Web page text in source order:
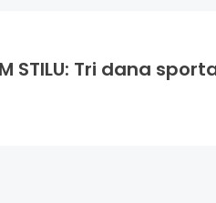
STILU: Tri dana